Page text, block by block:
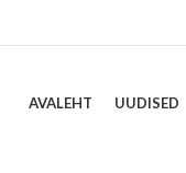
AVALEHT UUDISED